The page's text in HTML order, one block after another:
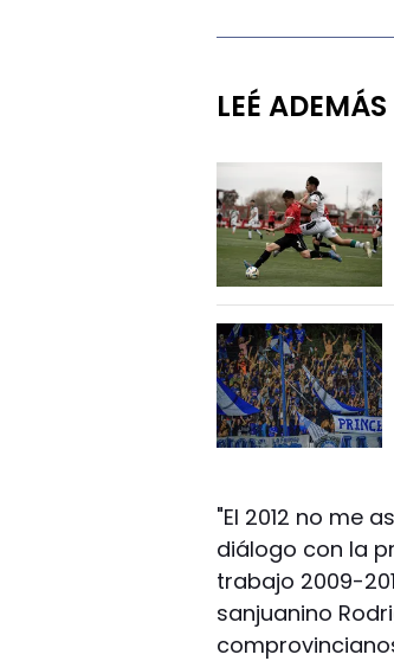
LEÉ ADEMÁS
"El 2012 no me
diálogo con la
trabajo 2009-
sanjuanino